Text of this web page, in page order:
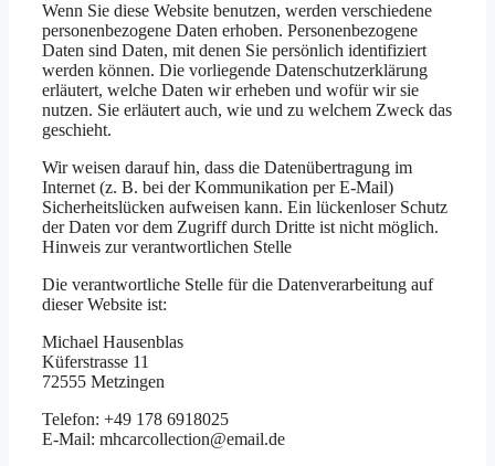
Wenn Sie diese Website benutzen, werden verschiedene
personenbezogene Daten erhoben. Personenbezogene
Daten sind Daten, mit denen Sie persönlich identifiziert
werden können. Die vorliegende Datenschutzerklärung
erläutert, welche Daten wir erheben und wofür wir sie
nutzen. Sie erläutert auch, wie und zu welchem Zweck das
geschieht.
Wir weisen darauf hin, dass die Datenübertragung im
Internet (z. B. bei der Kommunikation per E-Mail)
Sicherheitslücken aufweisen kann. Ein lückenloser Schutz
der Daten vor dem Zugriff durch Dritte ist nicht möglich.
Hinweis zur verantwortlichen Stelle
Die verantwortliche Stelle für die Datenverarbeitung auf
dieser Website ist:
Michael Hausenblas
Küferstrasse 11
72555 Metzingen
Telefon: +49 178 6918025
E-Mail: mhcarcollection@email.de